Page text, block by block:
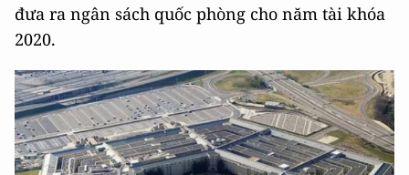
đưa ra ngân sách quốc phòng cho năm tài khóa
2020.